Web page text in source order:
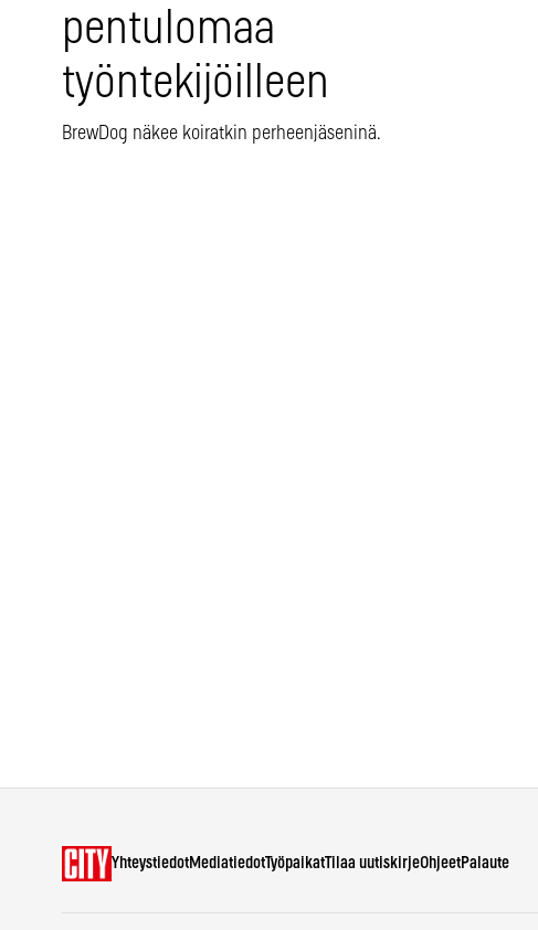
pentulomaa
työntekijöilleen
BrewDog näkee koiratkin perheenjäseninä.
YhteystiedotMediatiedotTyöpaikatTilaa uutiskirjeOhjeetPalaute